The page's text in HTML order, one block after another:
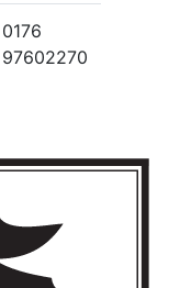
0176
97602270